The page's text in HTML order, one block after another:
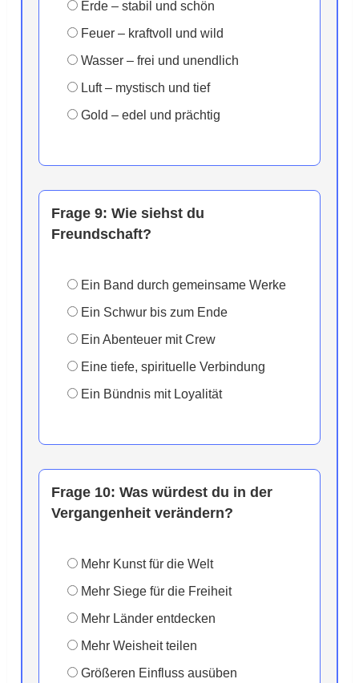
Erde – stabil und schön
Feuer – kraftvoll und wild
Wasser – frei und unendlich
Luft – mystisch und tief
Gold – edel und prächtig
Frage 9: Wie siehst du
Freundschaft?
Ein Band durch gemeinsame Werke
Ein Schwur bis zum Ende
Ein Abenteuer mit Crew
Eine tiefe, spirituelle Verbindung
Ein Bündnis mit Loyalität
Frage 10: Was würdest du in der
Vergangenheit verändern?
Mehr Kunst für die Welt
Mehr Siege für die Freiheit
Mehr Länder entdecken
Mehr Weisheit teilen
Größeren Einfluss ausüben